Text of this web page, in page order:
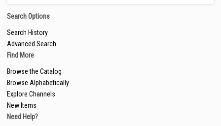
Search Options
Search History
Advanced Search
Find More
Browse the Catalog
Browse Alphabetically
Explore Channels
New Items
Need Help?